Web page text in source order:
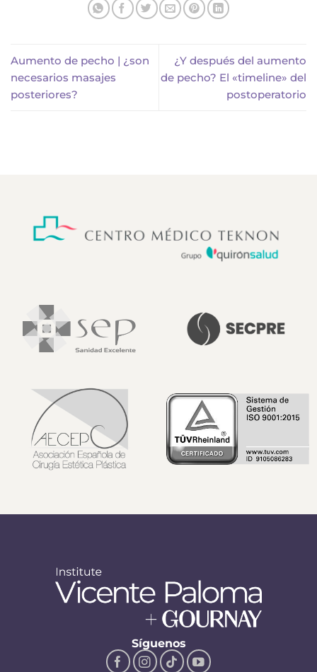
Aumento de pecho | ¿son
necesarios masajes
posteriores?
¿Y después del aumento
de pecho? El «timeline» del
postoperatorio
Síguenos